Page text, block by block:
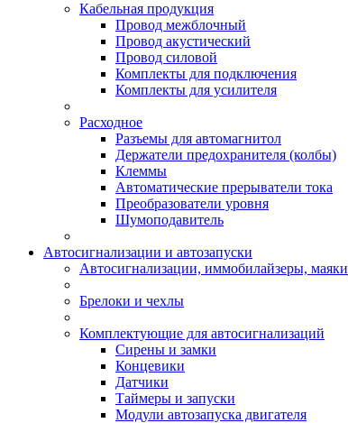
Кабельная продукция
Провод межблочный
Провод акустический
Провод силовой
Комплекты для подключения
Комплекты для усилителя
Расходное
Разъемы для автомагнитол
Держатели предохранителя (колбы)
Клеммы
Автоматические прерыватели тока
Преобразователи уровня
Шумоподавитель
Автосигнализации и автозапуски
Автосигнализации, иммобилайзеры, маяки
Брелоки и чехлы
Комплектующие для автосигнализаций
Сирены и замки
Концевики
Датчики
Таймеры и запуски
Модули автозапуска двигателя